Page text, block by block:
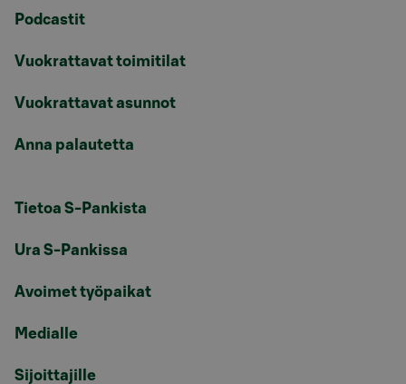
Podcastit
Vuokrattavat toimitilat
Vuokrattavat asunnot
Anna palautetta
Tietoa S-Pankista
Ura S-Pankissa
Avoimet työpaikat
Medialle
Sijoittajille